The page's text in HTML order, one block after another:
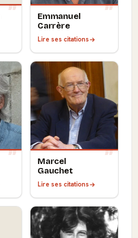
Emmanuel
Carrère
Lire ses citations
Marcel
Gauchet
Lire ses citations